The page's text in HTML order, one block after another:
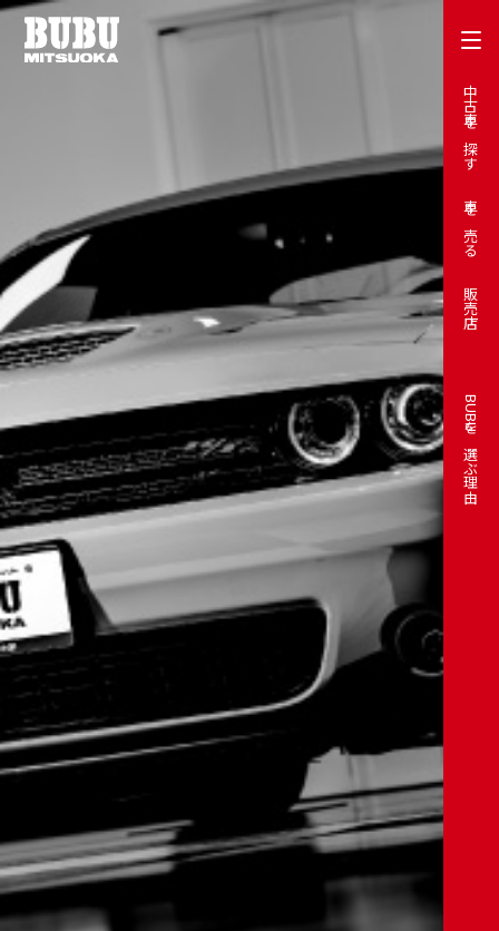
中古車を探す
車を売る
販売店
BUBUを選ぶ理由